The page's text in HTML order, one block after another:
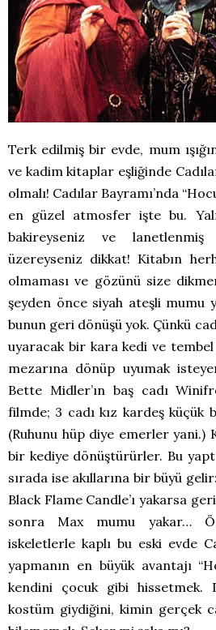
Terk edilmiş bir evde, mum
ve kadim kitaplar eşliğinde
olmalı! Cadılar Bayramı’nda
en güzel atmosfer işte bu.
bakireyseniz ve
üzereyseniz dikkat! Kitabın
olmaması ve gözünü size
şeyden önce siyah ateşli mumu
bunun geri dönüşü yok. Çünkü
uyaracak bir kara kedi ve
mezarına dönüp uyumak
Bette Midler’ın baş cadı
filmde; 3 cadı kız kardeş küçük
(Ruhunu hüp diye emerler yani.)
bir kediye dönüştürürler. Bu
sırada ise akıllarına bir büyü
Black Flame Candle’ı yakarsa
sonra Max mumu yakar…
iskeletlerle kaplı bu eski evde
yapmanın en büyük avantajı
kendini çocuk gibi hissetmek.
kostüm giydiğini, kimin gerçek